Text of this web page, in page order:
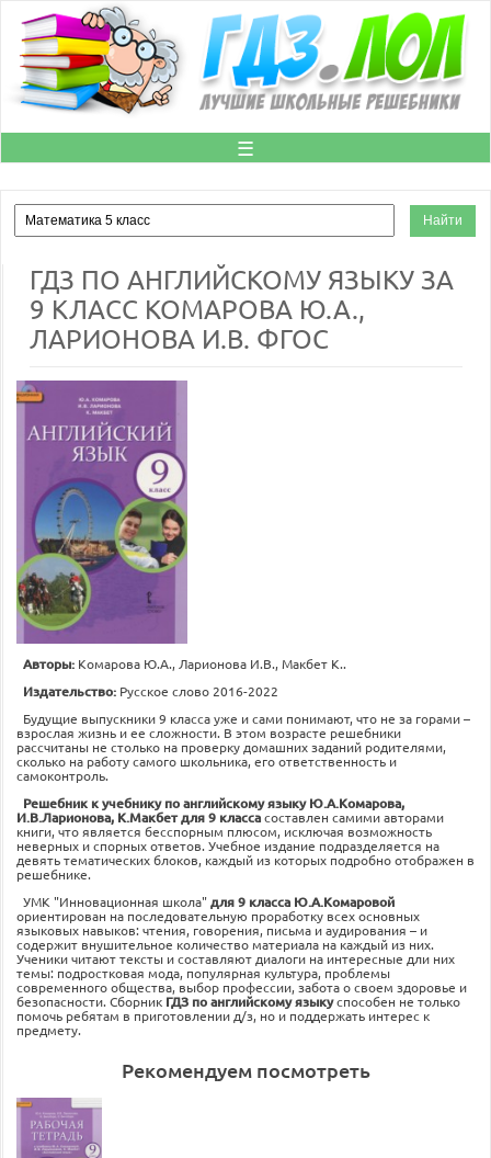
☰
ГДЗ ПО АНГЛИЙСКОМУ ЯЗЫКУ ЗА
9 КЛАСС КОМАРОВА Ю.А.,
ЛАРИОНОВА И.В. ФГОС
Авторы: Комарова Ю.А., Ларионова И.В., Макбет К..
Издательство: Русское слово 2016-2022
Будущие выпускники 9 класса уже и сами понимают, что не за горами –
взрослая жизнь и ее сложности. В этом возрасте решебники
рассчитаны не столько на проверку домашних заданий родителями,
сколько на работу самого школьника, его ответственность и
самоконтроль.
Решебник к учебнику по английскому языку Ю.А.Комарова,
И.В.Ларионова, К.Макбет для 9 классасоставлен самими авторами
книги, что является бесспорным плюсом, исключая возможность
неверных и спорных ответов. Учебное издание подразделяется на
девять тематических блоков, каждый из которых подробно отображен в
решебнике.
УМК "Инновационная школа"для 9 класса Ю.А.Комаровой
ориентирован на последовательную проработку всех основных
языковых навыков: чтения, говорения, письма и аудирования – и
содержит внушительное количество материала на каждый из них.
Ученики читают тексты и составляют диалоги на интересные дли них
темы: подростковая мода, популярная культура, проблемы
современного общества, выбор профессии, забота о своем здоровье и
безопасности. Сборник ГДЗ по английскому языкуспособен не только
помочь ребятам в приготовлении д/з, но и поддержать интерес к
предмету.
Рекомендуем посмотреть